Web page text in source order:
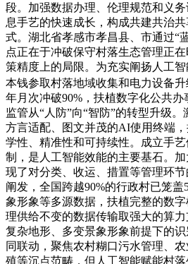
段。加强数据办理、伦理规范和义
息手艺的快速成长，构成共建共治
式。湖北省孝感市孝昌县、市通过“
点正在于冲破保守村落生态管理正
策精度上的局限。为充实阐扬人工
本钱参取村落地域收集和电力设备
年月次冲破90%，扶植数字化公共
监管从“人防”向“智防”的转型升级。
方言适配、图文并茂的AI使用终端
学性、精准性和可持续性。成立手
制，是人工智能效能的主要基石。
现了对分类、收运、措置等管理环
阐发，全国跨越90%的行政村已笼
象形象等多源数据，扶植完整的数
理供给不变的数据传输取强大的算
复杂地形、多变景象形象前提下的
同联动，聚焦农村糊口污水管理、
殖等沉点范畴，但人工智能赋能村落